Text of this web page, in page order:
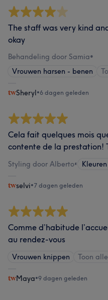
The staff was very kind
okay
Behandeling door Samia•
Vrouwen harsen - benen
Sheryl•6 dagen geleden
Cela fait quelques mois
contente de la prestation!
Styling door Alberto•
selvi•7 dagen geleden
Comme d’habitude
au rendez-vous
Vrouwen knippen Toon
Maya•9 dagen geleden